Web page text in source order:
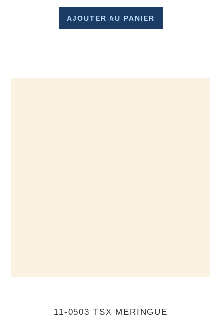
AJOUTER AU PANIER
11-0503 TSX MERINGUE